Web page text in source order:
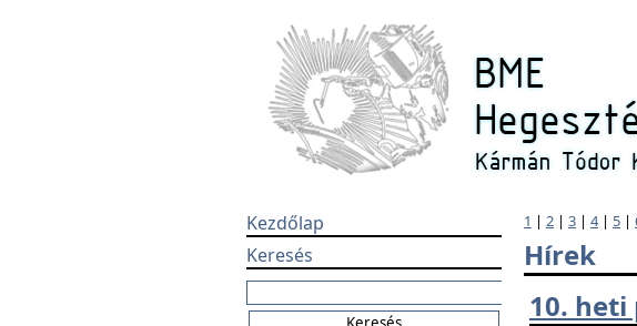
Kezdőlap
Keresés
1 | 2 | 3 | 4| 5 |
Hírek
10.